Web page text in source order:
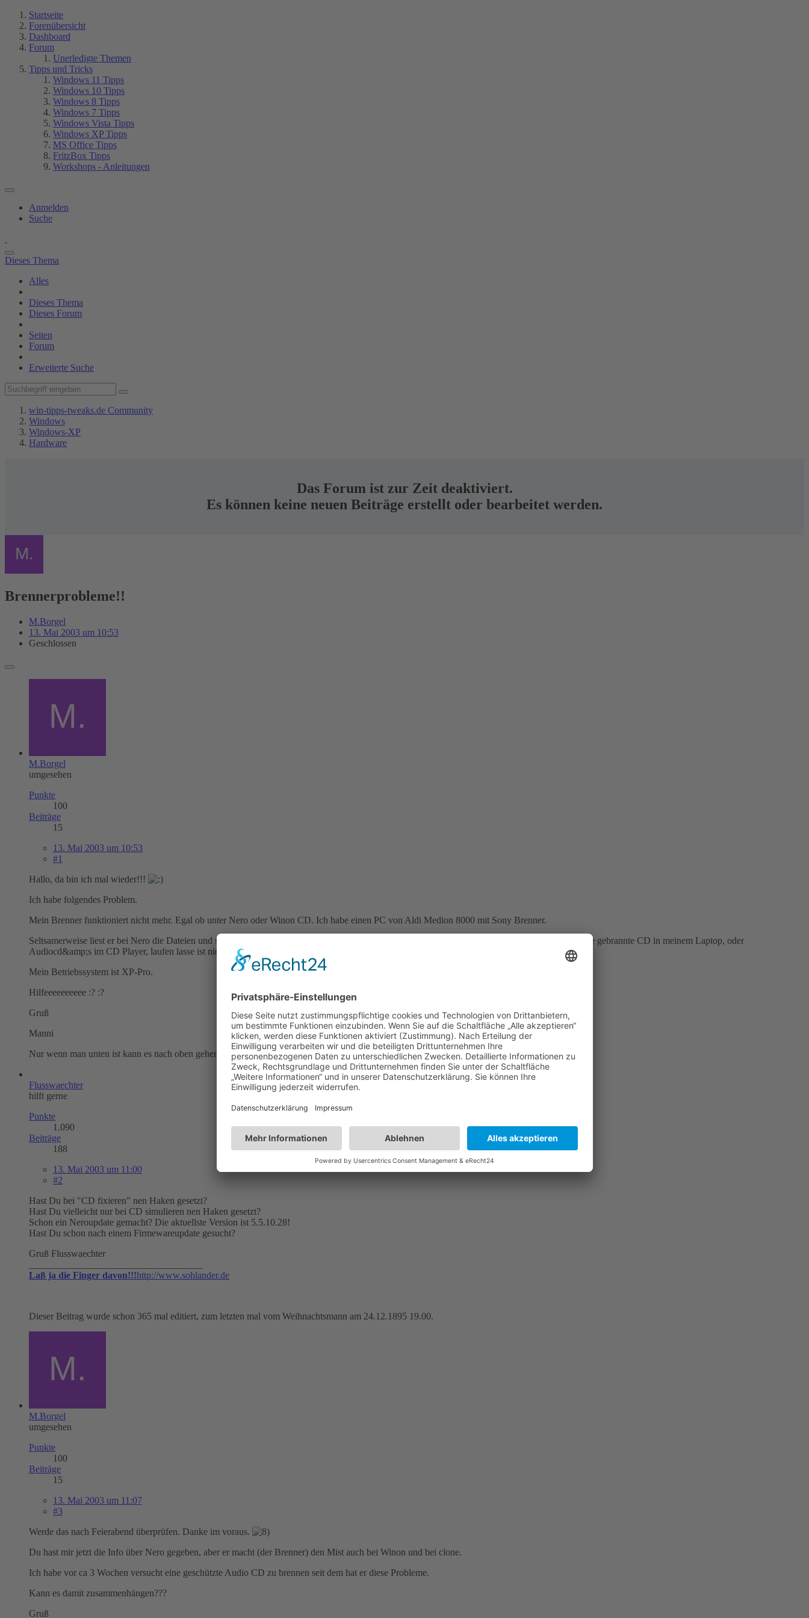
Startseite
Forenübersicht
Dashboard
Forum
Unerledigte Themen
Tipps und Tricks
Windows 11 Tipps
Windows 10 Tipps
Windows 8 Tipps
Windows 7 Tipps
Windows Vista Tipps
Windows XP Tipps
MS Office Tipps
FritzBox Tipps
Workshops - Anleitungen
Anmelden
Suche
Dieses Thema
Alles
Dieses Thema
Dieses Forum
Seiten
Forum
Erweiterte Suche
win-tipps-tweaks.de Community
Windows
Windows-XP
Hardware
Das Forum ist zur Zeit deaktiviert.
Es können keine neuen Beiträge erstellt oder bearbeitet werden.
Brennerprobleme!!
M.Borgel
13. Mai 2003 um 10:53
Geschlossen
M.Borgel
umgesehen
Punkte
100
Beiträge
15
13. Mai 2003 um 10:53
#1
Hallo, da bin ich mal wieder!!!
Ich habe folgendes Problem.
Mein Brenner funktioniert nicht mehr. Egal ob unter Nero oder Winon CD. Ich habe einen PC von Aldi Medion 8000 mit Sony Brenner.
Seltsamerweise liest er bei Nero die Dateien und schreibt auch irgendetwas, aber die Rohlinge sind beschrieben aber wenn ich nach dem Brennen die gebrannte CD in meinem Laptop, oder
Audiocd&amp;s im CD Player, laufen lasse ist nichts drauf.
Mein Betriebssystem ist XP-Pro.
Hilfeeeeeeeeee :? :?
Gruß
Manni
Nur wenn man unten ist kann es nach oben gehen!!!!!
Flusswaechter
hilft gerne
Punkte
1.090
Beiträge
188
13. Mai 2003 um 11:00
#2
Hast Du bei "CD fixieren" nen Haken gesetzt?
Hast Du vielleicht nur bei CD simulieren nen Haken gesetzt?
Schon ein Neroupdate gemacht? Die aktuellste Version ist 5.5.10.28!
Hast Du schon nach einem Firmewareupdate gesucht?
Gruß Flusswaechter
Laß ja die Finger davon!!!http://www.sohlander.de
Dieser Beitrag wurde schon 365 mal editiert, zum letzten mal vom Weihnachtsmann am 24.12.1895 19.00.
M.Borgel
umgesehen
Punkte
100
Beiträge
15
13. Mai 2003 um 11:07
#3
Werde das nach Feierabend überprüfen. Danke im voraus.
Du hast mir jetzt die Info über Nero gegeben, aber er macht (der Brenner) den Mist auch bei Winon und bei clone.
Ich habe vor ca 3 Wochen versucht eine geschützte Audio CD zu brennen seit dem hat er diese Probleme.
Kann es damit zusammenhängen???
Gruß